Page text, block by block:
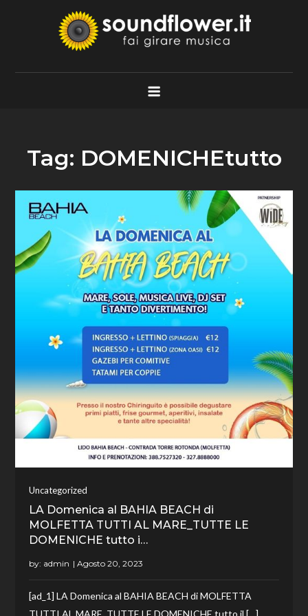
Soundflower.it
Fai Girare Musica
Tag: DOMENICHEtutto
Uncategorized
LA Domenica al BAHIA BEACH di
MOLFETTA TUTTI AL MARE_TUTTE LE
DOMENICHE tutto i…
by: admin
[ad_1] LA Domenica al BAHIA BEACH di MOLFETTA